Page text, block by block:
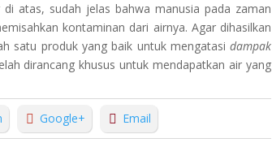
atas, sudah jelas bahwa manusia pada zaman
kontaminan dari airnya. Agar dihasilkan
satu produk yang baik untuk mengatasidampak
dirancang khusus untuk mendapatkan air yang
Google+ Email